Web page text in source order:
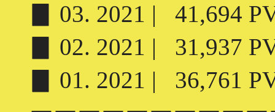
▊ 03. 2021 | 41,694
▊ 02. 2021 | 31,937
▊ 01. 2021 | 36,761